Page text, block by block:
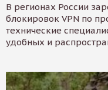
В регионах России
блокировок VPN по
технические
удобных и